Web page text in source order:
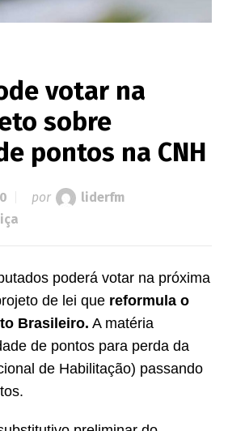
votar na
sobre
pontos na CNH
por
liderfm
poderá votar na próxima
de lei que reformula o
Brasileiro. A matéria
de pontos para perda da
de Habilitação) passando